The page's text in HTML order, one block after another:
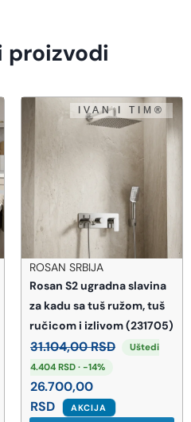
proizvodi
ROSAN SRBIJA
Rosan S2 ugradna slavina
za kadu sa tuš ružom, tuš
ručicom i izlivom (231705)
31.104,00RSD
Uštedi
4.404 RSD · -14%
26.700,00
RSD
AKCIJA